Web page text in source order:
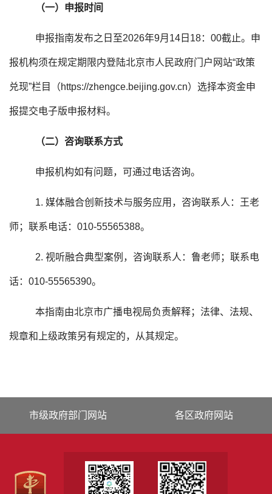
（一）申报时间
申报指南发布之日至2026年9月14日18：00截止。申
报机构须在规定期限内登陆北京市人民政府门户网站“政策
兑现”栏目（https://zhengce.beijing.gov.cn）选择本资金申
报提交电子版申报材料。
（二）咨询联系方式
申报机构如有问题，可通过电话咨询。
1. 媒体融合创新技术与服务应用，咨询联系人：王老
师；联系电话：010-55565388。
2. 视听融合典型案例，咨询联系人：鲁老师；联系电
话：010-55565390。
本指南由北京市广播电视局负责解释；法律、法规、
规章和上级政策另有规定的，从其规定。
市级政府部门网站 各区政府网站